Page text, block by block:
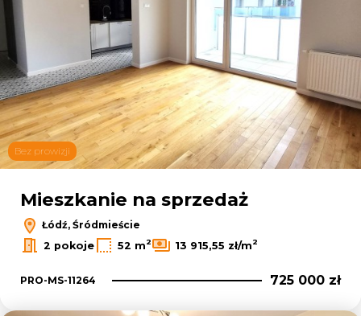
Bez prowizji
Mieszkanie na sprzedaż
Łódź, Śródmieście
2 pokoje
52 m2 13 915,55 zł/m2
PRO-MS-11264 725 000 zł